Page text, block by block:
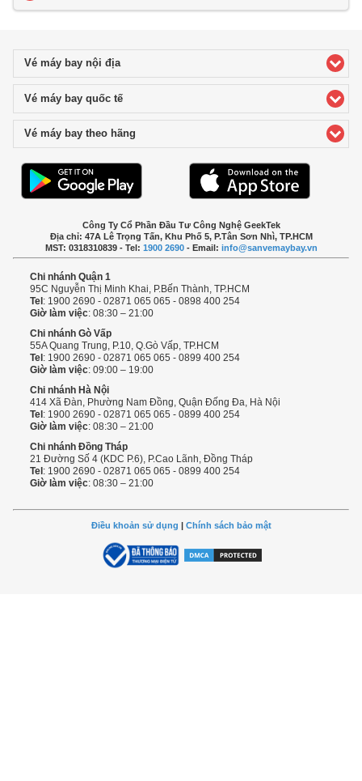
Vé máy bay nội địaclick to expand contents
Vé máy bay quốc tếclick to expand contents
Vé máy bay theo hãng
Công Ty Cổ Phần Đầu Tư Công Nghệ GeekTek
Địa chỉ: 47A Lê Trọng Tấn, Khu Phố 5, P.Tân Sơn Nhì, TP.HCM
MST: 0318310839 - Tel: 1900 2690- Email: info@sanvemaybay.vn
Chi nhánh Quận 1
95C Nguyễn Thị Minh Khai, P.Bến Thành, TP.HCM
Tel: 1900 2690 - 02871 065 065 - 0898 400 254
Giờ làm việc: 08:30 – 21:00
Chi nhánh Gò Vấp
55A Quang Trung, P.10, Q.Gò Vấp, TP.HCM
Tel: 1900 2690 - 02871 065 065 - 0899 400 254
Giờ làm việc: 09:00 – 19:00
Chi nhánh Hà Nội
414 Xã Đàn, Phường Nam Đồng, Quận Đống Đa, Hà Nội
Tel: 1900 2690 - 02871 065 065 - 0899 400 254
Giờ làm việc: 08:30 – 21:00
Chi nhánh Đồng Tháp
21 Đường Số 4 (KDC P.6), P.Cao Lãnh, Đồng Tháp
Tel: 1900 2690 - 02871 065 065 - 0899 400 254
Giờ làm việc: 08:30 – 21:00
Điều khoản sử dụng | Chính sách bảo mật